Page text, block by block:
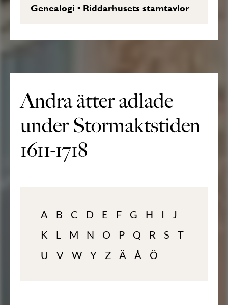
Genealogi • Riddarhusets stamtavlor
Andra ätter adlade
under Stormaktstiden
1611-1718
A B C D E F G H I
J
K
L M N O P Q R S
T
U
V W Y Z Ä Å Ö